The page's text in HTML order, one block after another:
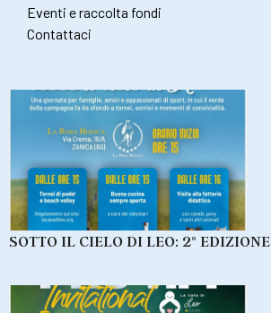
Eventi e raccolta fondi
Contattaci
SOTTO IL CIELO DI LEO: 2° EDIZIONE